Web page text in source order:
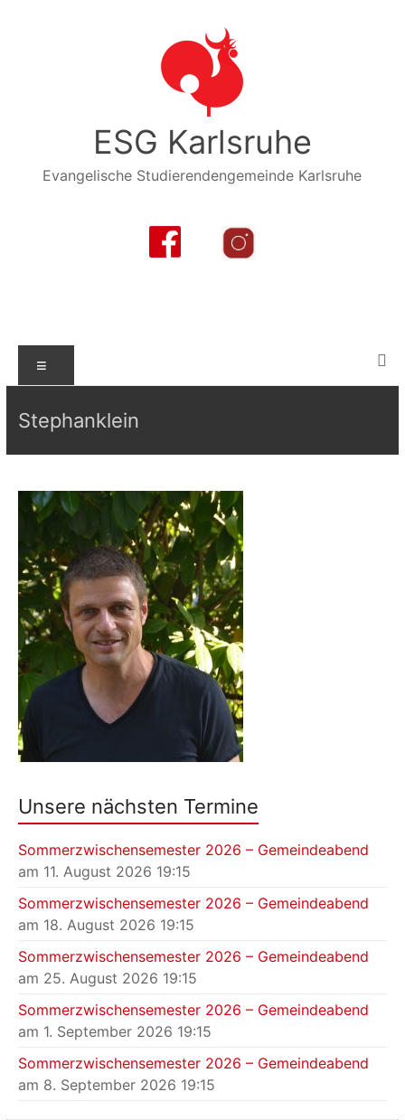
ESG Karlsruhe
Evangelische Studierendengemeinde Karlsruhe
Stephanklein
Unsere nächsten Termine
Sommerzwischensemester 2026 – Gemeindeabend
am 11. August 2026 19:15
Sommerzwischensemester 2026 – Gemeindeabend
am 18. August 2026 19:15
Sommerzwischensemester 2026 – Gemeindeabend
am 25. August 2026 19:15
Sommerzwischensemester 2026 – Gemeindeabend
am 1. September 2026 19:15
Sommerzwischensemester 2026 – Gemeindeabend
am 8. September 2026 19:15